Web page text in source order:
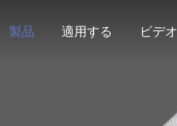
製品 適用する ビデオ